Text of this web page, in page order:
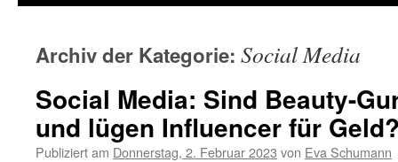
Archiv der Kategorie: Social Media
Social Media: Sind Beauty-
und lügen Influencer für
Publiziert am Donnerstag, 2. Februar 2023 von Eva Schumann